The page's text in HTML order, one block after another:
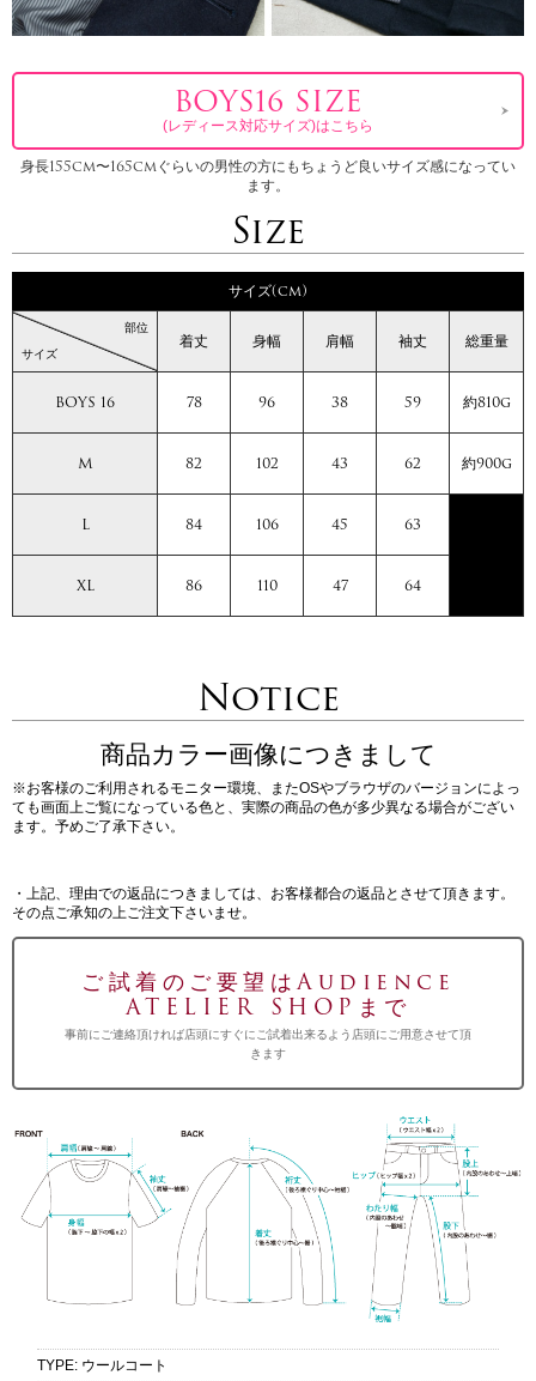
BOYS16 SIZE
(レディース対応サイズ)はこちら
身長155cm〜165cmぐらいの男性の方にもちょうど良いサイズ感になってい
ます。
Size
サイズ(cm)
サイズ
部位
着丈 身幅 肩幅 袖丈 総重量
BOYS 16 78 96 38 59 約810g
M 82 102 43 62 約900g
L 84 106 45 63
XL 86 110 47 64
Notice
商品カラー画像につきまして
※お客様のご利用されるモニター環境、またOSやブラウザのバージョンによっ
ても画面上ご覧になっている色と、実際の商品の色が多少異なる場合がござい
ます。予めご了承下さい。
・上記、理由での返品につきましては、お客様都合の返品とさせて頂きます。
その点ご承知の上ご注文下さいませ。
ご試着のご要望はAudience
ATELIER SHOPまで
事前にご連絡頂ければ店頭にすぐにご試着出来るよう店頭にご用意させて頂
きます
TYPE: ウールコート